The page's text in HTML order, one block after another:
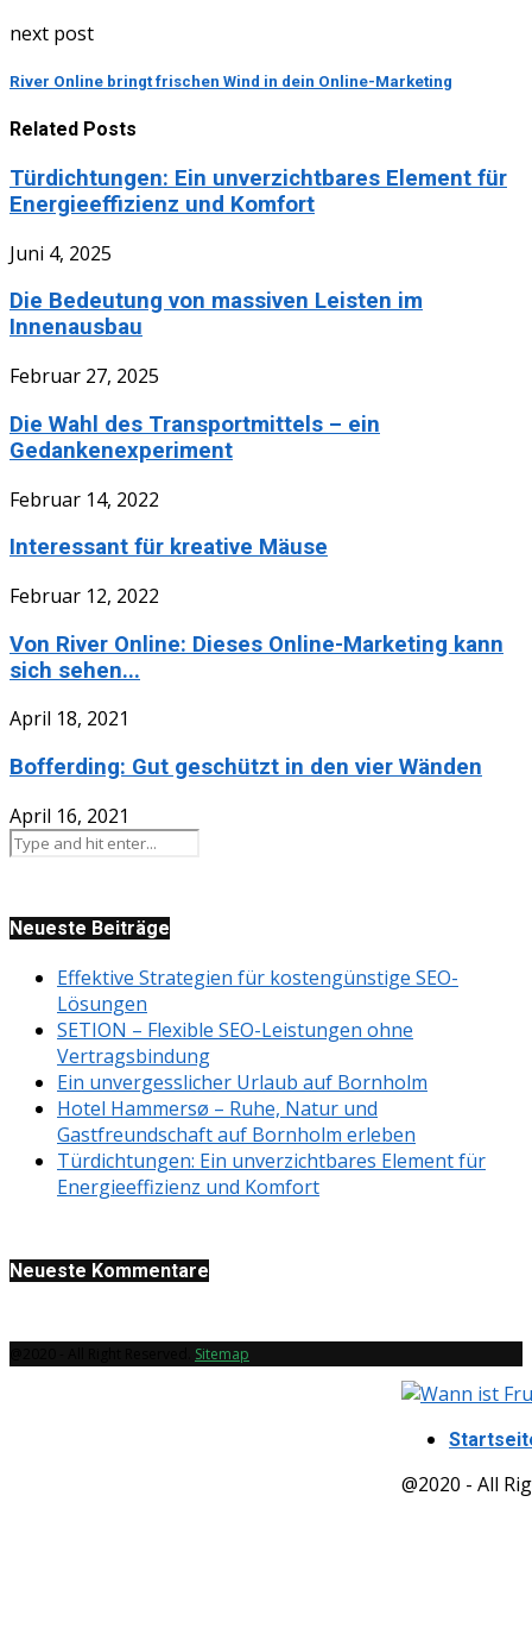
next post
River Online bringt frischen Wind in dein Online-Marketing
Related Posts
Türdichtungen: Ein unverzichtbares Element für
Energieeffizienz und Komfort
Juni 4, 2025
Die Bedeutung von massiven Leisten im
Innenausbau
Februar 27, 2025
Die Wahl des Transportmittels – ein
Gedankenexperiment
Februar 14, 2022
Interessant für kreative Mäuse
Februar 12, 2022
Von River Online: Dieses Online-Marketing kann
sich sehen...
April 18, 2021
Bofferding: Gut geschützt in den vier Wänden
April 16, 2021
Neueste Beiträge
Effektive Strategien für kostengünstige SEO-
Lösungen
SETION – Flexible SEO-Leistungen ohne
Vertragsbindung
Ein unvergesslicher Urlaub auf Bornholm
Hotel Hammersø – Ruhe, Natur und
Gastfreundschaft auf Bornholm erleben
Türdichtungen: Ein unverzichtbares Element für
Energieeffizienz und Komfort
Neueste Kommentare
Sitemap
@2020 - All